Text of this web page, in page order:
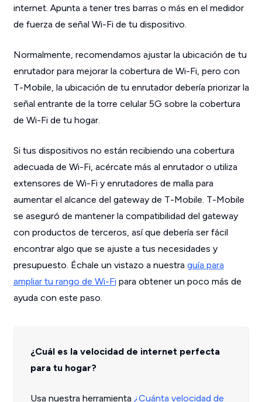
internet. Apunta a tener tres barras o más en el medidor
de fuerza de señal Wi-Fi de tu dispositivo.
Normalmente, recomendamos ajustar la ubicación de tu
enrutador para mejorar la cobertura de Wi-Fi, pero con
T-Mobile, la ubicación de tu enrutador debería priorizar la
señal entrante de la torre celular 5G sobre la cobertura
de Wi-Fi de tu hogar.
Si tus dispositivos no están recibiendo una cobertura
adecuada de Wi-Fi, acércate más al enrutador o utiliza
extensores de Wi-Fi y enrutadores de malla para
aumentar el alcance del gateway de T-Mobile. T-Mobile
se aseguró de mantener la compatibilidad del gateway
con productos de terceros, así que debería ser fácil
encontrar algo que se ajuste a tus necesidades y
presupuesto. Échale un vistazo a nuestra guía para
ampliar tu rango de Wi-Fi para obtener un poco más de
ayuda con este paso.
¿Cuál es la velocidad de internet perfecta
para tu hogar?
Usa nuestra herramienta ¿Cuánta velocidad de